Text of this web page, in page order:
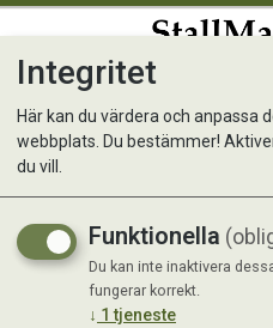
Easy-bedding
Finhackad halm
Kampanj
Integritet
Här kan du värdera och anpassa
webbplats. Du bestämmer!
du vill.
Funktionella
Du kan inte inaktivera
fungerar korrekt.
↓ 1 tjeneste